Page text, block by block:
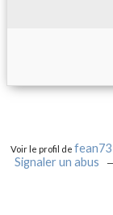
Voir le profil defean73
Signaler un abus